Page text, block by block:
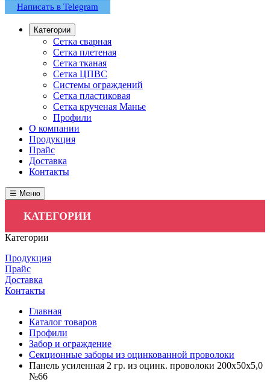
Написать в Telegram
Категории
Сетка сварная
Сетка плетеная
Сетка тканая
Сетка ЦПВС
Системы ограждений
Сетка пластиковая
Сетка крученая Манье
Профили
О компании
Продукция
Прайс
Доставка
Контакты
☰ Меню
КАТЕГОРИИ
Категории
Продукция
Прайс
Доставка
Контакты
Главная
Каталог товаров
Профили
Забор и ограждение
Секционные заборы из оцинкованной проволоки
Панель усиленная 2 гр. из оцинк. проволоки 200х50х5,0
№66